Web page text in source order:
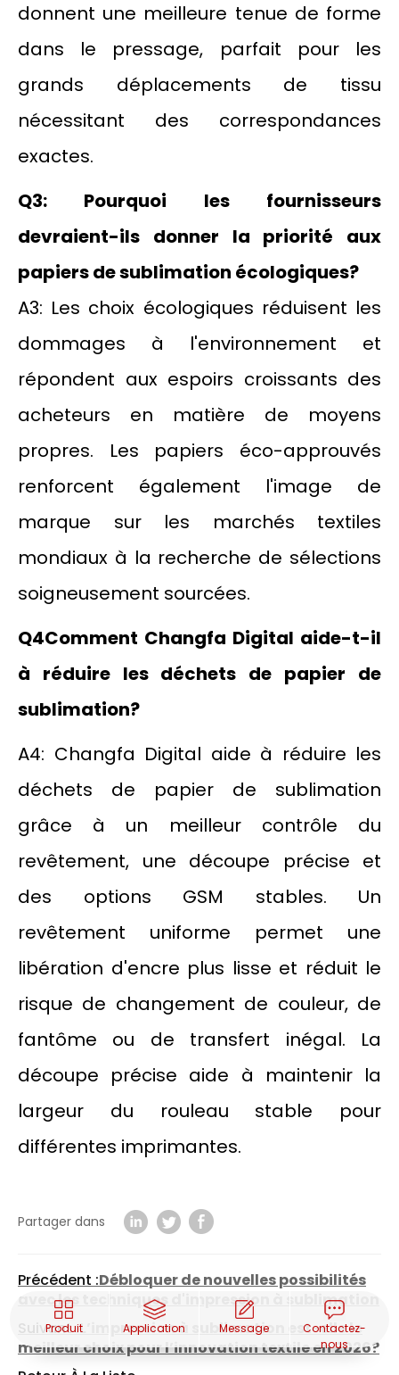
donnent une meilleure tenue de forme
dans le pressage, parfait pour les
grands déplacements de tissu
nécessitant des correspondances
exactes.
Q3: Pourquoi les fournisseurs
devraient-ils donner la priorité aux
papiers de sublimation écologiques?
A3: Les choix écologiques réduisent les
dommages à l'environnement et
répondent aux espoirs croissants des
acheteurs en matière de moyens
propres. Les papiers éco-approuvés
renforcent également l'image de
marque sur les marchés textiles
mondiaux à la recherche de sélections
soigneusement sourcées.
Q4Comment Changfa Digital aide-t-il
à réduire les déchets de papier de
sublimation?
A4: Changfa Digital aide à réduire les
déchets de papier de sublimation
grâce à un meilleur contrôle du
revêtement, une découpe précise et
des options GSM stables. Un
revêtement uniforme permet une
libération d'encre plus lisse et réduit le
risque de changement de couleur, de
fantôme ou de transfert inégal. La
découpe précise aide à maintenir la
largeur du rouleau stable pour
différentes imprimantes.
Partager dans
Précédent :Débloquer de nouvelles possibilités
avec les techniques d'impression à sublimation
Suivant :L’impression à sublimation est-elle le
meilleur choix pour l’innovation textile en 2026?
Produit Application Message
Contactez-
nous